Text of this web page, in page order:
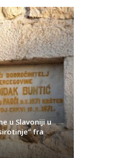
u Slavoniji u
fra